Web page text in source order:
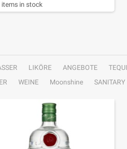
items in stock
LIKÖRE ANGEBOTE
WEINE Moonshine SANITARY